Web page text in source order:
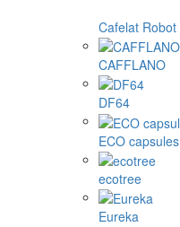
Cafelat Robot
CAFFLANO
DF64
ECO capsules
ecotree
Eureka